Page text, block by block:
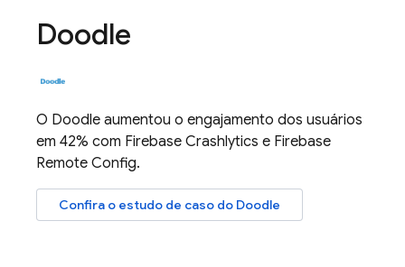
Doodle
O Doodle aumentou o engajamento dos usuários
em 42% com Firebase Crashlytics e Firebase
Remote Config.
Confira o estudo de caso do Doodle